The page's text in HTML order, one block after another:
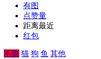
有图
点赞量
距离最近
红包
不限 猫 狗 鱼 其他